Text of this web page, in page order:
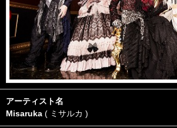
アーティスト名
Misaruka ( ミサルカ )